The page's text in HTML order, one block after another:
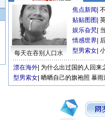
每天在吞别人口水
焦点新闻
贴贴图图
娱乐旮旯
情感世界
型男索女
漂在海外 为什么出过国的人回来
型男索女 晒晒自己的旗袍照 暴雨